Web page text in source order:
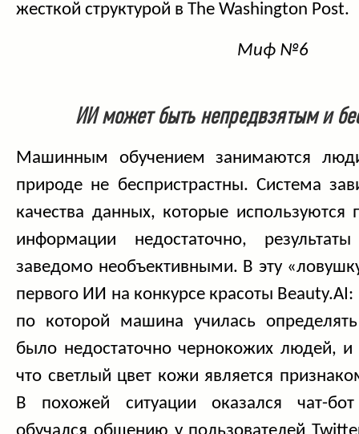
жесткой структурой в The Washington Post.
Миф №6
ИИ может быть непредвзятым и
Машинным обучением занимаются
природе не беспристрастны. Система
качества данных, которые
информации недостаточно,
заведомо необъективными. В эту
первого ИИ на конкурсе красоты
по которой машина училась
было недостаточно чернокожих людей,
что светлый цвет кожи является
В похожей ситуации оказался чат-